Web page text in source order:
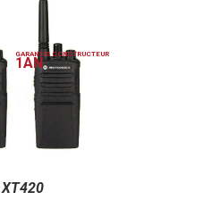
GARANTIE CONSTRUCTEUR
1AN
XT420